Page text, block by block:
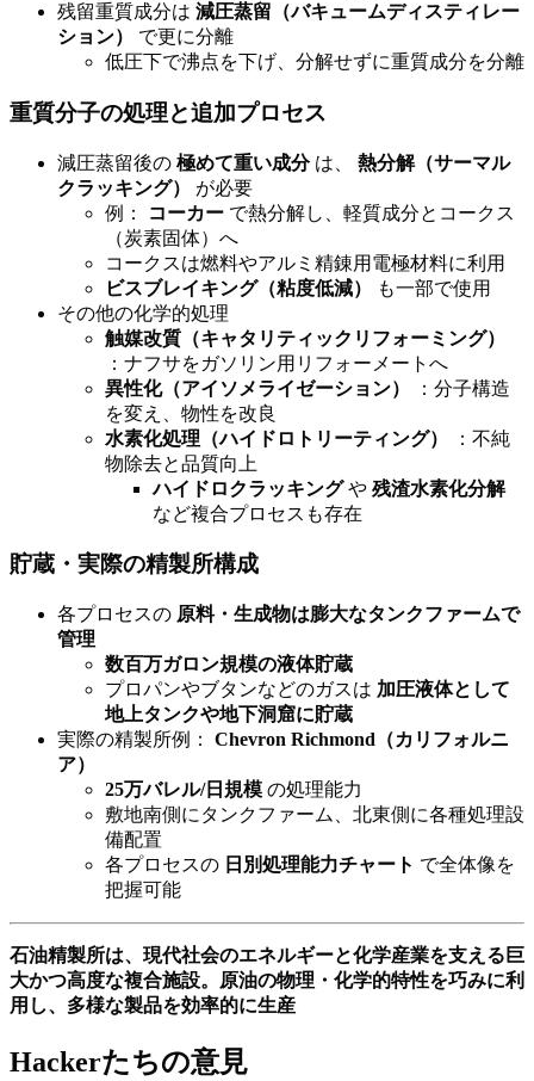
残留重質成分は 減圧蒸留（バキュームディスティレー
ション）
で更に分離
低圧下で沸点を下げ、分解せずに重質成分を分離
重質分子の処理と追加プロセス
減圧蒸留後の 極めて重い成分は、 熱分解（サーマル
クラッキング）
が必要
例：
コーカー で熱分解し、軽質成分とコークス
（炭素固体）へ
コークスは燃料やアルミ精錬用電極材料に利用
ビスブレイキング（粘度低減）
も一部で使用
その他の化学的処理
触媒改質（キャタリティックリフォーミング）
：ナフサをガソリン用リフォーメートへ
異性化（アイソメライゼーション）
：分子構造
を変え、物性を改良
水素化処理（ハイドロトリーティング）
：不純
物除去と品質向上
ハイドロクラッキングや 残渣水素化分解
など複合プロセスも存在
貯蔵・実際の精製所構成
各プロセスの 原料・生成物は膨大なタンクファームで
管理
数百万ガロン規模の液体貯蔵
プロパンやブタンなどのガスは 加圧液体として
地上タンクや地下洞窟に貯蔵
実際の精製所例： Chevron Richmond（カリフォルニ
ア）
25万バレル/日規模 の処理能力
敷地南側にタンクファーム、北東側に各種処理設
備配置
各プロセスの 日別処理能力チャート で全体像を
把握可能
石油精製所は、現代社会のエネルギーと化学産業を支える巨
大かつ高度な複合施設。原油の物理・化学的特性を巧みに利
用し、多様な製品を効率的に生産
Hackerたちの意見